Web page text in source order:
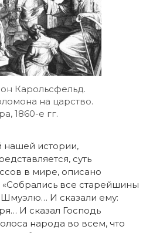
Карольсфельд.
на царство.
1860-е гг.
нашей истории,
суть
в мире, описано
все старейшины
И сказали ему:
И сказал Господь
народа во всем, что